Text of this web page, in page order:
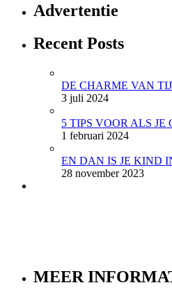
Advertentie
Recent Posts
DE CHARME VAN
3 juli 2024
5 TIPS VOOR ALS
1 februari 2024
EN DAN IS JE KIND
28 november 2023
MEER